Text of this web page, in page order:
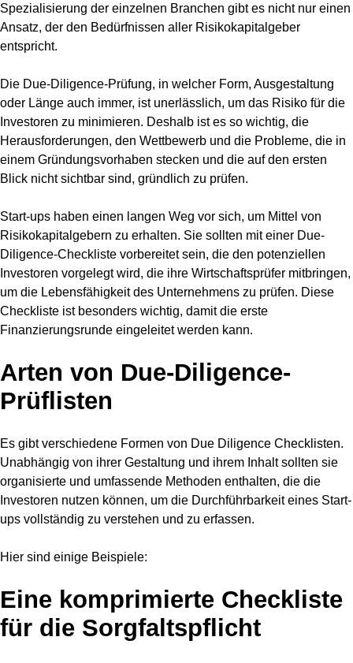
Spezialisierung der einzelnen Branchen gibt es nicht nur einen
Ansatz, der den Bedürfnissen aller Risikokapitalgeber
entspricht.
Die Due-Diligence-Prüfung, in welcher Form, Ausgestaltung
oder Länge auch immer, ist unerlässlich, um das Risiko für die
Investoren zu minimieren. Deshalb ist es so wichtig, die
Herausforderungen, den Wettbewerb und die Probleme, die in
einem Gründungsvorhaben stecken und die auf den ersten
Blick nicht sichtbar sind, gründlich zu prüfen.
Start-ups haben einen langen Weg vor sich, um Mittel von
Risikokapitalgebern zu erhalten. Sie sollten mit einer Due-
Diligence-Checkliste vorbereitet sein, die den potenziellen
Investoren vorgelegt wird, die ihre Wirtschaftsprüfer mitbringen,
um die Lebensfähigkeit des Unternehmens zu prüfen. Diese
Checkliste ist besonders wichtig, damit die erste
Finanzierungsrunde eingeleitet werden kann.
Arten von Due-Diligence-
Prüflisten
Es gibt verschiedene Formen von Due Diligence Checklisten.
Unabhängig von ihrer Gestaltung und ihrem Inhalt sollten sie
organisierte und umfassende Methoden enthalten, die die
Investoren nutzen können, um die Durchführbarkeit eines Start-
ups vollständig zu verstehen und zu erfassen.
Hier sind einige Beispiele:
Eine komprimierte Checkliste
für die Sorgfaltspflicht